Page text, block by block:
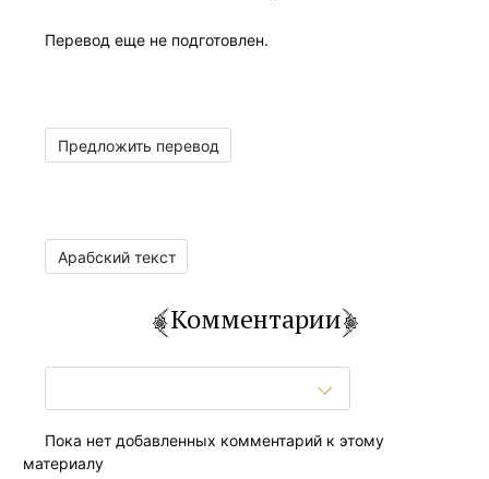
Перевод еще не подготовлен.
Предложить перевод
Арабский текст
Комментарии
Пока нет добавленных комментарий к этому
материалу